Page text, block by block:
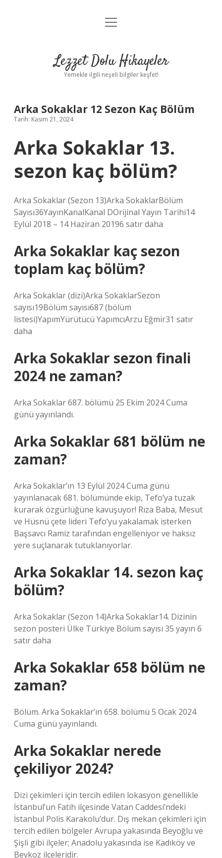
Anasayfa
Yasal Uyarı
menüyü
Lezzet Dolu Hikayeler
Yemekle ilgili neşeli bilgiler keşfet!
Arka Sokaklar 12 Sezon Kaç Bölüm
Tarih: Kasım 21, 2024
Arka Sokaklar 13.
sezon kaç bölüm?
Arka Sokaklar (Sezon 13)Arka SokaklarBölüm
Sayısı36YayınKanalKanal DOrijinal Yayın Tarihi14
Eylül 2018 – 14 Haziran 20196 satır daha
Arka Sokaklar kaç sezon
toplam kaç bölüm?
Arka Sokaklar (dizi)Arka SokaklarSezon
sayısı19Bölüm sayısı687 (bölüm
listesi)YapımYürütücü YapımcıArzu Eğmir31 satır
daha
Arka Sokaklar sezon finali
2024 ne zaman?
Arka Sokaklar 687. bölümü 25 Ekim 2024 Cuma
günü yayınlandı.
Arka Sokaklar 681 bölüm ne
zaman?
Arka Sokaklar’ın 13 Eylül 2024 Cuma günü
yayınlanacak 681. bölümünde ekip, Tefo’ya tuzak
kurarak özgürlüğüne kavuşuyor! Rıza Baba, Mesut
ve Hüsnü çete lideri Tefo’yu yakalamak isterken
Başsavcı Ramiz tarafından engelleniyor ve haksız
yere suçlanarak tutuklanıyorlar.
Arka Sokaklar 14. sezon kaç
bölüm?
Arka Sokaklar (Sezon 14)Arka Sokaklar14. Dizinin
sezon posteri Ülke Türkiye Bölüm sayısı 35 yayın 6
satır daha
Arka Sokaklar 658 bölüm ne
zaman?
Bölüm. Arka Sokaklar’ın 658. bölümü 5 Ocak 2024
Cuma günü yayınlandı.
Arka Sokaklar nerede
çekiliyor 2024?
Dizi çekimleri için tercih edilen lokasyon genellikle
İstanbul’un Fatih ilçesinde Vatan Caddesi’ndeki
İstanbul Polis Karakolu’dur. Dış mekan çekimleri için
tercih edilen bölgeler Avrupa yakasında Beyoğlu ve
Şişli gibi ilçeler; Anadolu yakasında ise Kadıköy ve
Beykoz ilçeleridir.